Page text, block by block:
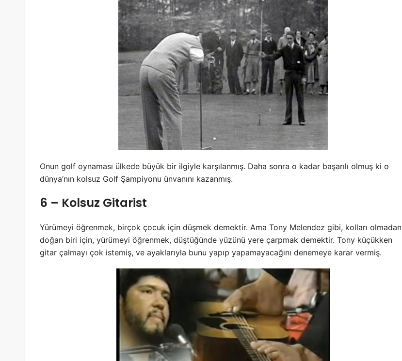
Onun golf oynaması ülkede büyük bir ilgiyle karşılanmış. Daha sonra o kadar başarılı olmuş ki o
dünya’nın kolsuz Golf Şampiyonu ünvanını kazanmış.
6 – Kolsuz Gitarist
Yürümeyi öğrenmek, birçok çocuk için düşmek demektir. Ama Tony Melendez gibi, kolları olmadan
doğan biri için, yürümeyi öğrenmek, düştüğünde yüzünü yere çarpmak demektir. Tony küçükken
gitar çalmayı çok istemiş, ve ayaklarıyla bunu yapıp yapamayacağını denemeye karar vermiş.